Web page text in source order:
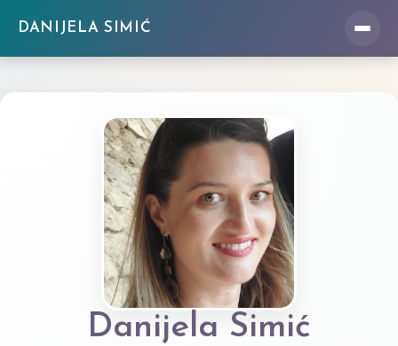
DANIJELA SIMIĆ
UOAR
Programiranje 1
Stručna praksa
Algoritmi i strukture podataka
Danijela Simić